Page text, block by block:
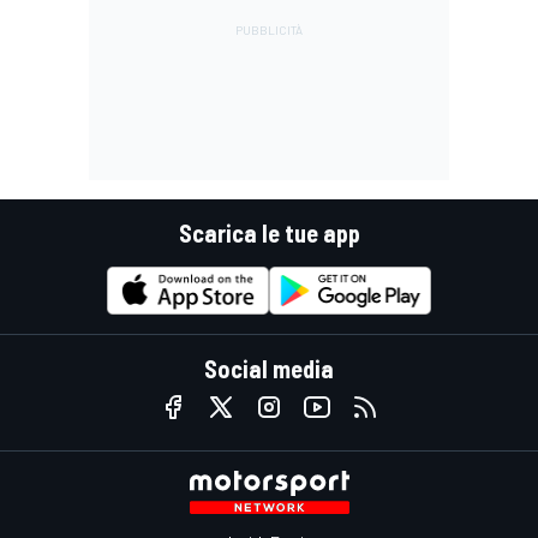
Scarica le tue app
Social media